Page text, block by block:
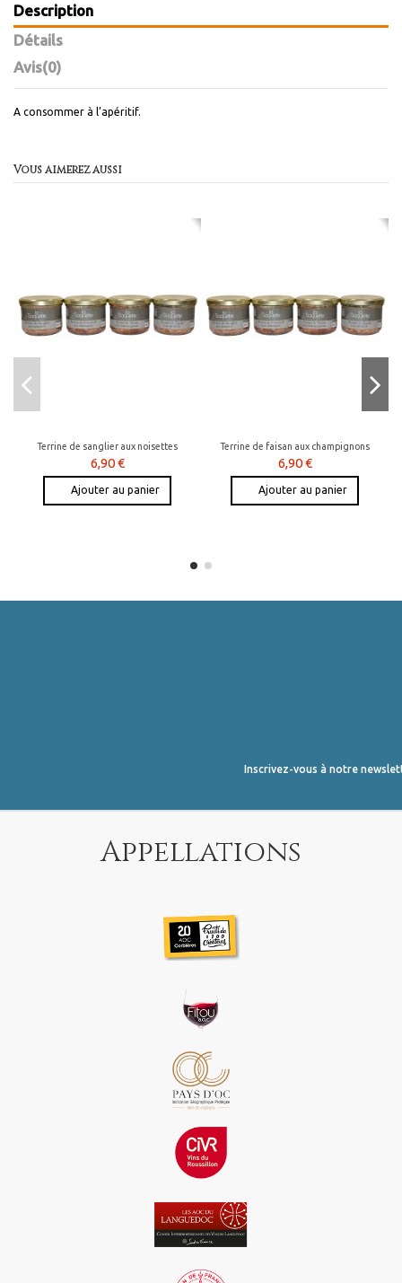
Description
Détails
Avis(0)
A consommer à l’apéritif.
Vous aimerez aussi
Terrine de sanglier aux noisettes
6,90 €
Ajouter au panier
Terrine de faisan aux champignons
6,90 €
Ajouter au panier
Inscrivez-vous à notre
Appellations